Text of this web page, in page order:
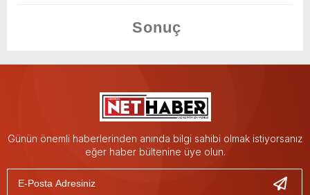
Günün önemli haberlerinden anında bilgi sahibi olmak istiyorsanız
eğer haber bültenine üye olun.